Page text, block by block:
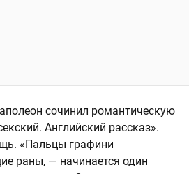
сочинил романтическую
Английский рассказ».
«Пальцы графини
раны, — начинается один